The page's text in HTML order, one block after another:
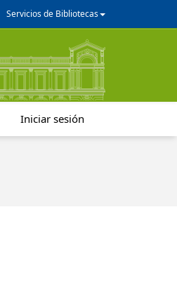
Servicios de Bibliotecas
Iniciar sesión